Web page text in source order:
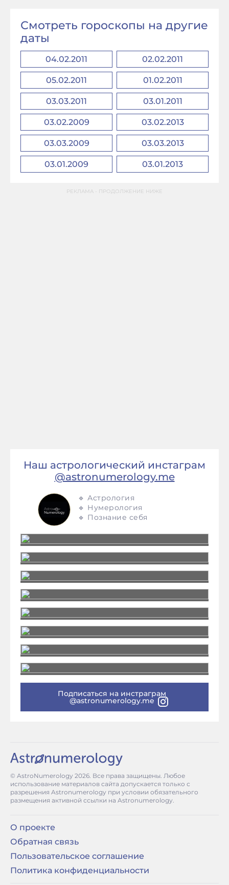
Смотреть гороскопы на другие
даты
04.02.2011 02.02.2011
05.02.2011 01.02.2011
03.03.2011 03.01.2011
03.02.2009 03.02.2013
03.03.2009 03.03.2013
03.01.2009 03.01.2013
РЕКЛАМА - ПРОДОЛЖЕНИЕ НИЖЕ
Наш астрологический инстаграм
@astronumerology.me
🔹 Астрология
🔹 Нумерология
🔹 Познание себя
Подписаться на инстраграм
@astronumerology.me
© AstroNumerology 2026. Все права защищены. Любое
использование материалов сайта допускается только с
разрешения Astronumerology при условии обязательного
размещения активной ссылки на Astronumerology.
О проекте
Обратная связь
Пользовательское соглашение
Политика конфиденциальности